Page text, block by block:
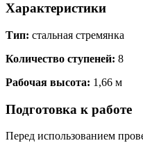
Характеристики
Тип: стальная стремянка
Количество ступеней: 8
Рабочая высота: 1,66 м
Подготовка к работе
Перед использованием